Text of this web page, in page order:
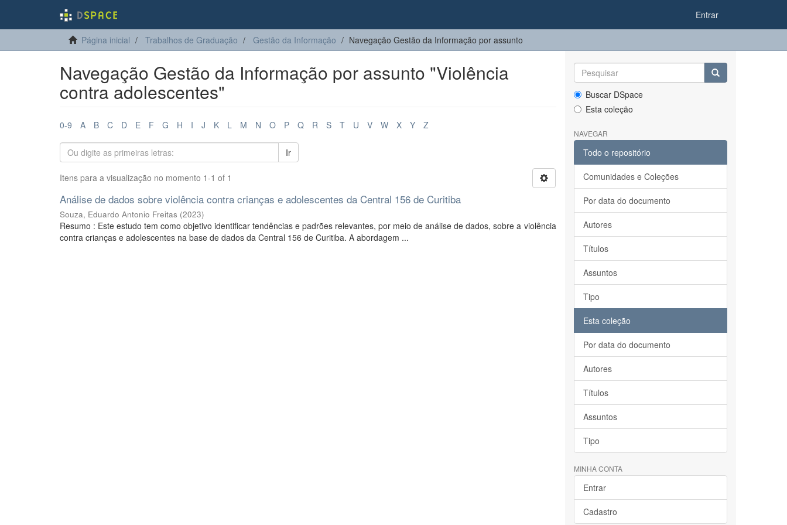
Entrar
Página inicial Trabalhos de Graduação Gestão da Informação Navegação Gestão da Informação por assunto
Navegação Gestão da Informação por assunto "Violência
contra adolescentes"
0-9 A B C D E F G H I J K L M N O P Q R S T U V W X Y Z
Ir
Itens para a visualização no momento 1-1 of 1
Análise de dados sobre violência contra crianças e adolescentes da Central 156 de Curitiba
Souza, Eduardo Antonio Freitas (2023)
Resumo : Este estudo tem como objetivo identificar tendências e padrões relevantes, por meio de análise de dados, sobre a violência
contra crianças e adolescentes na base de dados da Central 156 de Curitiba. A abordagem ...
Buscar DSpace
Esta coleção
NAVEGAR
Todo o repositório
Comunidades e Coleções
Por data do documento
Autores
Títulos
Assuntos
Tipo
Esta coleção
Por data do documento
Autores
Títulos
Assuntos
Tipo
MINHA CONTA
Entrar
Cadastro